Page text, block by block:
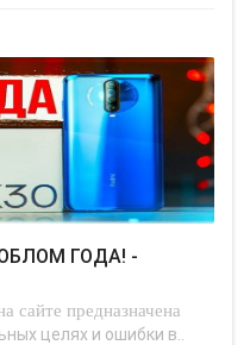
сайте предназначена
целях и ошибки в..